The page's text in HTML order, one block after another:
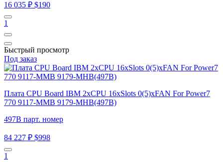
16 035 ₽ $190
1
Быстрый просмотр
Под заказ
Плата CPU Board IBM 2xCPU 16xSlots 0(5)xFAN For Power7
770 9117-MMB 9179-MHB(497B)
497B парт. номер
84 227 ₽ $998
1